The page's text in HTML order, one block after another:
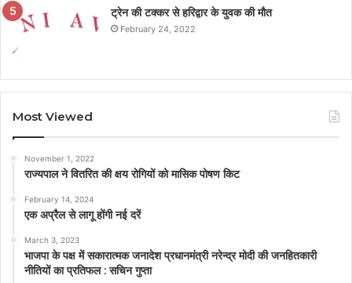
ट्रेन की टक्कर से हरिद्वार के युवक की मौत
February 24, 2022
Most Viewed
November 1, 2022
राज्यपाल ने वितरित की क्षय रोगियों को मासिक पोषण किट
February 14, 2024
एक अप्रैल से लागू होंगी नई दरें
March 3, 2023
भाजपा के पक्ष में सकारात्मक जनादेश प्रधानमंत्री नरेन्द्र मोदी की जनहितकारी
नीतियों का प्रतिफल : सचिन गुप्ता